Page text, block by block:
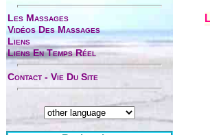
Les Massages
Vidéos Des Massages
Liens
Liens En Temps Réel
Contact - Vie Du Site